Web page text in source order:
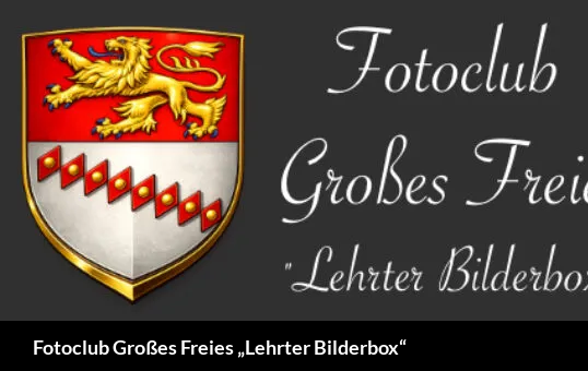
Inhalt
springen
Fotoclub Großes Freies „Lehrter Bilderbox“